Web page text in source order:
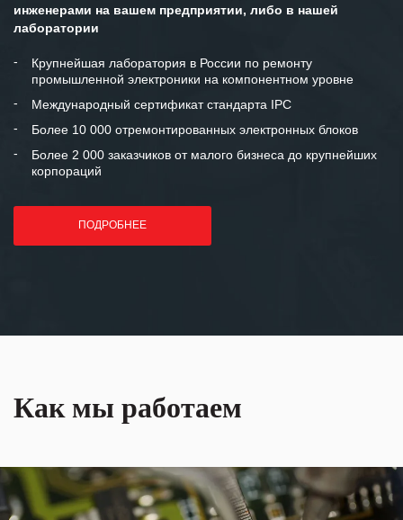
Мы высоко ценим сложившиеся
и доверительные партнерские
отношения и искренне желаем
«Инженерной компании «555» долгих
лет успеха и процветания.
инженерами на вашем предприятии, либо в нашей
лаборатории
Крупнейшая лаборатория в России по ремонту
промышленной электроники на компонентном уровне
Международный сертификат стандарта IPC
Более 10 000 отремонтированных электронных блоков
Более 2 000 заказчиков от малого бизнеса до крупнейших
корпораций
ПОДРОБНЕЕ
Как мы работаем